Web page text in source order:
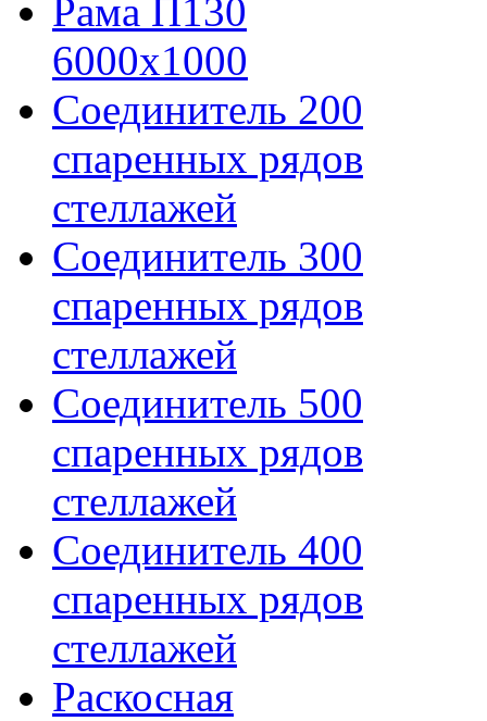
Рама П130
6000х1000
Соединитель 200
спаренных рядов
стеллажей
Соединитель 300
спаренных рядов
стеллажей
Соединитель 500
спаренных рядов
стеллажей
Соединитель 400
спаренных рядов
стеллажей
Раскосная